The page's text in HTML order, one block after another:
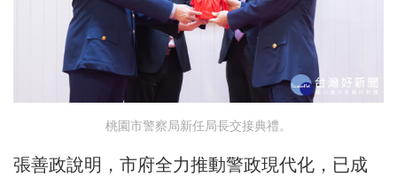
桃園市警察局新任局長交接典禮。
張善政說明，市府全力推動警政現代化，已成